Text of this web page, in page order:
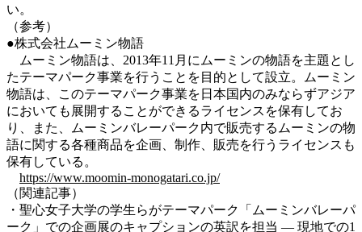
い。
（参考）
●株式会社ムーミン物語
ムーミン物語は、2013年11月にムーミンの物語を主題とし
たテーマパーク事業を行うことを目的として設立。ムーミン
物語は、このテーマパーク事業を日本国内のみならずアジア
においても展開することができるライセンスを保有してお
り、また、ムーミンバレーパーク内で販売するムーミンの物
語に関する各種商品を企画、制作、販売を行うライセンスも
保有している。
https://www.moomin-monogatari.co.jp/
（関連記事）
・聖心女子大学の学生らがテーマパーク「ムーミンバレーパ
ーク」での企画展のキャプションの英訳を担当 — 現地での1